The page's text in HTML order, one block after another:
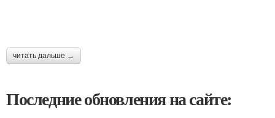
читать дальше →
Последние обновления на сайте: